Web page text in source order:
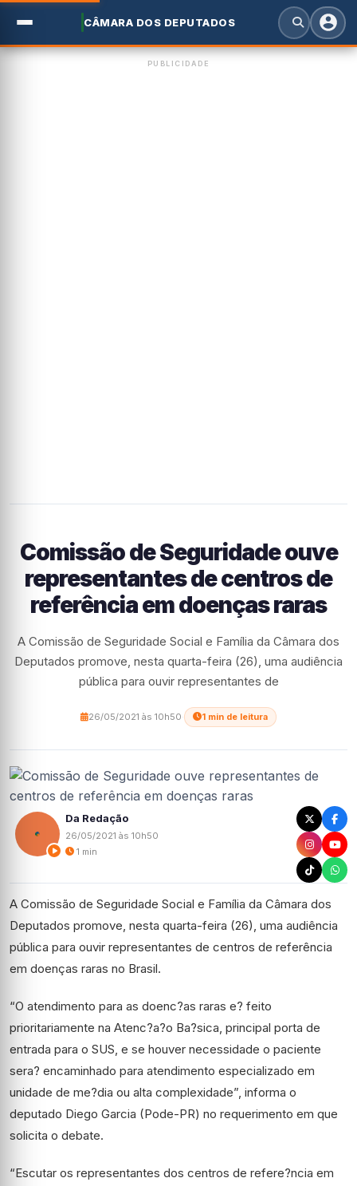
CÂMARA DOS DEPUTADOS
PUBLICIDADE
Comissão de Seguridade ouve
representantes de centros de
referência em doenças raras
A Comissão de Seguridade Social e Família da Câmara dos
Deputados promove, nesta quarta-feira (26), uma audiência
pública para ouvir representantes de
26/05/2021 às 10h50 1 min de leitura
Da Redação
26/05/2021 às 10h50
1 min
A Comissão de Seguridade Social e Família da Câmara dos
Deputados promove, nesta quarta-feira (26), uma audiência
pública para ouvir representantes de centros de referência
em doenças raras no Brasil.
“O atendimento para as doenc?as raras e? feito
prioritariamente na Atenc?a?o Ba?sica, principal porta de
entrada para o SUS, e se houver necessidade o paciente
sera? encaminhado para atendimento especializado em
unidade de me?dia ou alta complexidade”, informa o
deputado Diego Garcia (Pode-PR) no requerimento em que
solicita o debate.
“Escutar os representantes dos centros de refere?ncia em